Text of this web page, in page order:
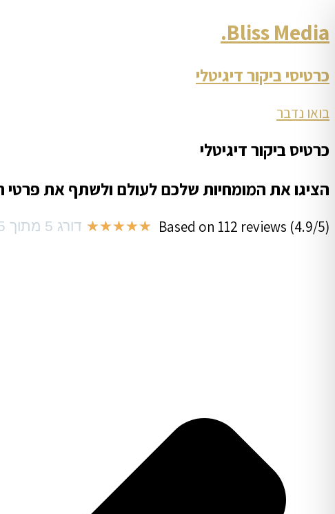
Bliss Media.
כרטיסי ביקור דיגיטלי
בואו נדבר
כרטיס ביקור דיגיטלי
הציגו את המומחיות שלכם לעולם ולשתף את
Based on 112 reviews (4.9/5)
★
★
★
★
★ דורג 5 מתוך 5